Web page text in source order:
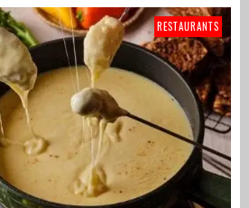
RESTAURANTS